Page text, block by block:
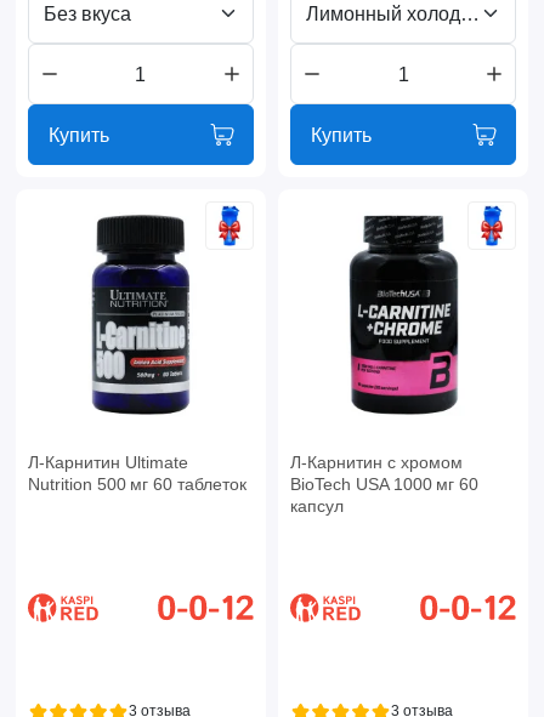
Без вкуса
Купить
Лимонный холодный чай
Купить
Л-Карнитин Ultimate
Nutrition 500 мг 60 таблеток
3 отзыва
Л-Карнитин с хромом
BioTech USA 1000 мг 60
капсул
3 отзыва